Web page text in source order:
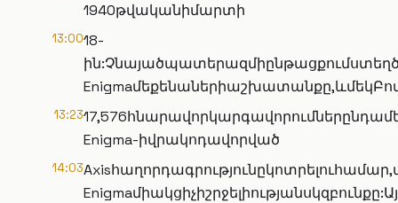
1940թվականիմարտի
13:0018-
13:23
Enigma-իվրակոդավորված
14:03